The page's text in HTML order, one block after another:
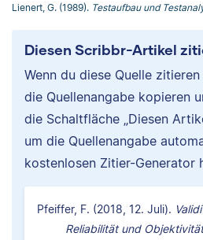
Lienert, G. (1989). Testaufbau und
Diesen Scribbr-Artikel
Wenn du diese Quelle
die Quellenangabe kopieren
die Schaltfläche „Diesen
um die Quellenangabe
kostenlosen Zitier-Generator
Pfeiffer, F. (2018, 12. Juli).
Reliabilität und